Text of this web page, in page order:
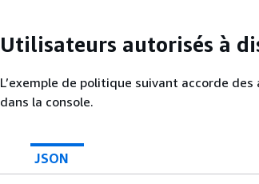
Utilisateurs autorisés à
L’exemple de politique suivant accorde
dans la console.
JSON